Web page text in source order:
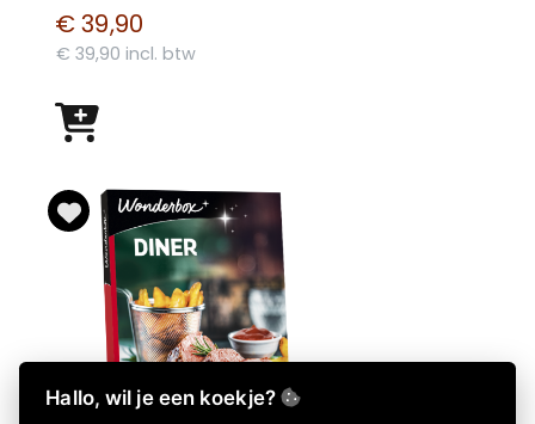
€ 39,90
€ 39,90 incl. btw
Hallo, wil je een koekje?